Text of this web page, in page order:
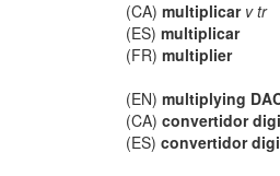
(CA)multiplicar v tr
(ES)multiplicar
(FR)multiplier
(EN)multiplying
(CA)convertidor
(ES)convertidor